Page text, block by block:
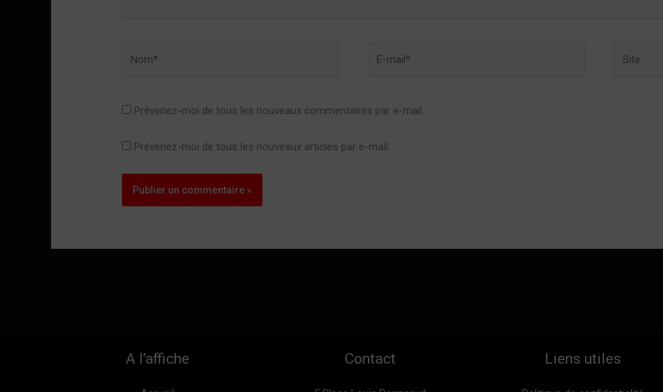
mail*
Prévenez-moi de tous les nouveaux commentaires par e-mail.
Prévenez-moi de tous les nouveaux articles par e-mail.
A l’affiche Contact Liens utiles